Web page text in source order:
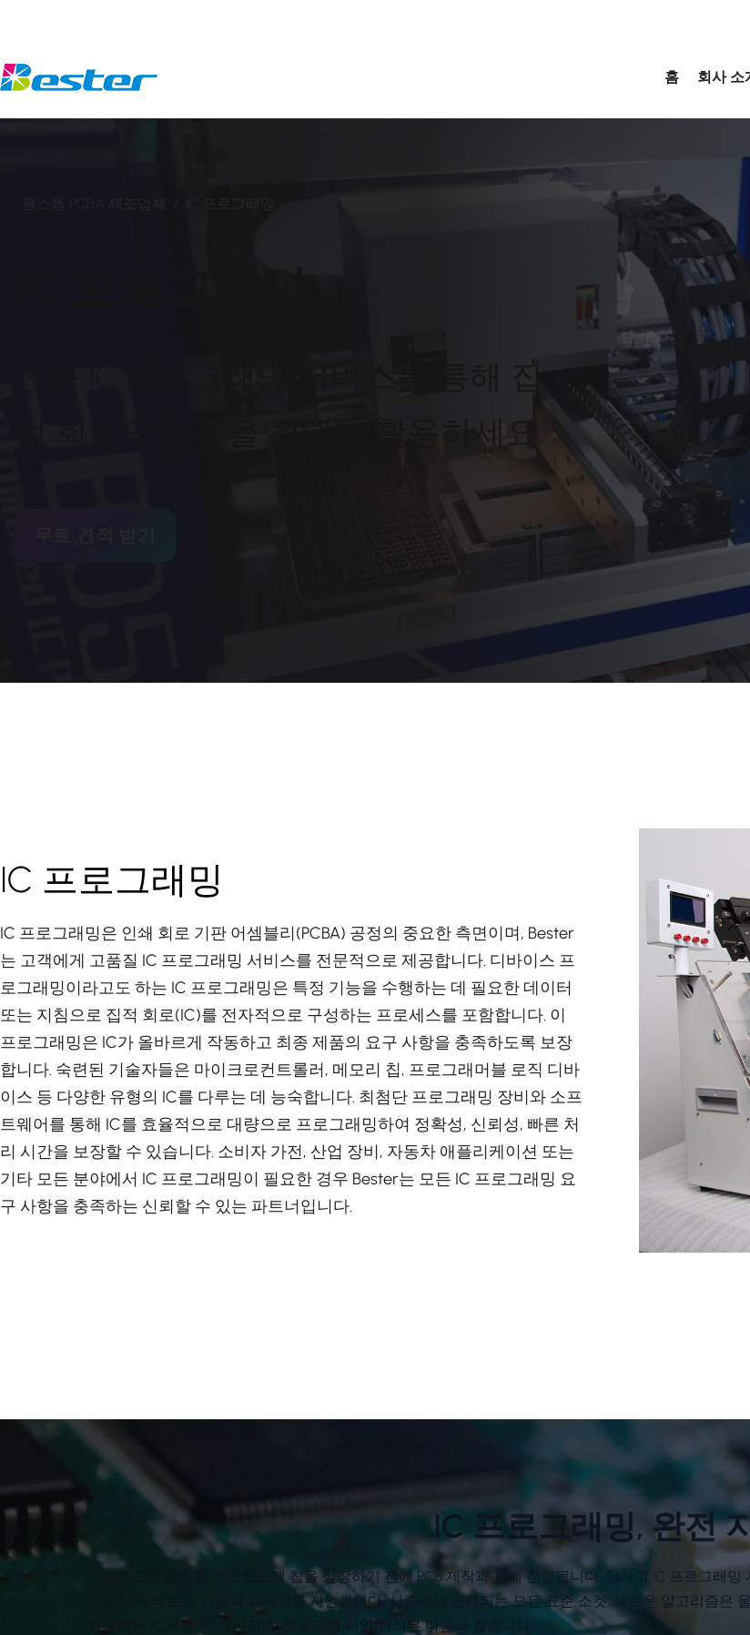
츠
로
홈 회사 소
적 회로의 성능을 최대한 활용하세요.
IC 프로그래밍
IC 프로그래밍은 인쇄 회로 기판 어셈블리(PCBA) 공정의 중요한 측면이며, Bester
는 고객에게 고품질 IC 프로그래밍 서비스를 전문적으로 제공합니다. 디바이스 프
로그래밍이라고도 하는 IC 프로그래밍은 특정 기능을 수행하는 데 필요한 데이터
또는 지침으로 집적 회로(IC)를 전자적으로 구성하는 프로세스를 포함합니다. 이
프로그래밍은 IC가 올바르게 작동하고 최종 제품의 요구 사항을 충족하도록 보장
합니다. 숙련된 기술자들은 마이크로컨트롤러, 메모리 칩, 프로그래머블 로직 디바
이스 등 다양한 유형의 IC를 다루는 데 능숙합니다. 최첨단 프로그래밍 장비와 소프
트웨어를 통해 IC를 효율적으로 대량으로 프로그래밍하여 정확성, 신뢰성, 빠른 처
리 시간을 보장할 수 있습니다. 소비자 가전, 산업 장비, 자동차 애플리케이션 또는
기타 모든 분야에서 IC 프로그래밍이 필요한 경우 Bester는 모든 IC 프로그래밍 요
구 사항을 충족하는 신뢰할 수 있는 파트너입니다.
IC 프로그래밍, 완전
IC 프로그래밍은 빈 PCB 보드에 칩을 실장하기 전에 PCB 제작과 함께 진행됩니다. 당사의 IC 프로그래
기까지 거의 모든 기술과 패키지를 지원합니다. 시중에서 판매되는 모든 표준 소켓, 새로운 알고리즘은
지원하는 IC 유형, IC 패키지 및 프로그램 파일 형식은 다음과 같습니다,